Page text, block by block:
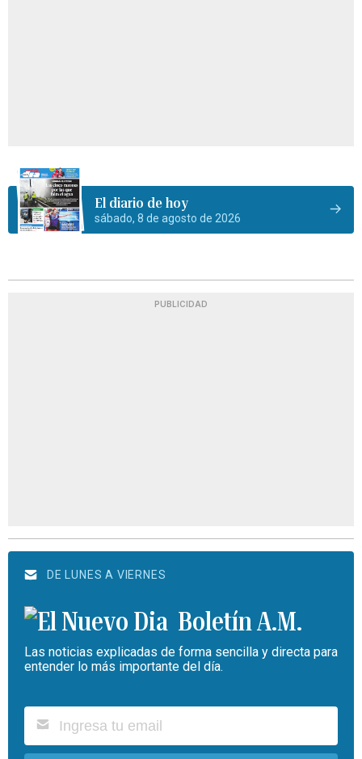
El diario de hoy
sábado, 8 de agosto de 2026
PUBLICIDAD
DE LUNES A VIERNES
Boletín A.M.
Las noticias explicadas de forma sencilla y directa para
entender lo más importante del día.